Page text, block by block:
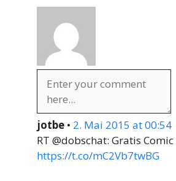
jotbe • 2. Mai 2015 at 00:54
RT @dobschat: Gratis
https://t.co/mC2Vb7twBG